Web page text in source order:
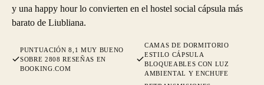
y una happy hour lo convierten en el hostel social cápsula más
barato de Liubliana.
PUNTUACIÓN 8,1 MUY BUENO
SOBRE 2808 RESEÑAS EN
BOOKING.COM
CAMAS DE DORMITORIO
ESTILO CÁPSULA
BLOQUEABLES CON LUZ
AMBIENTAL Y ENCHUFE